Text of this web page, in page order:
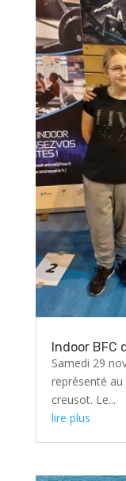
Indoor BFC
Samedi 29
représenté
creusot. Le...
lire plus